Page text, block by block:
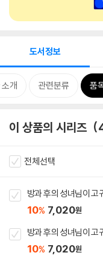
도서정보
개 관련분류 품
이 상품의 시리즈
전체선택
방과 후의 성녀님이 고
10% 7,020원
방과 후의 성녀님이 고
10% 7,020원